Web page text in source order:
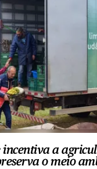
incentiva a
o meio